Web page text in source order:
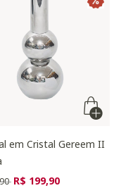
em Cristal Gereem II
de
para
R$ 199,90